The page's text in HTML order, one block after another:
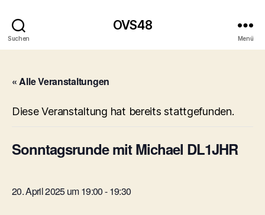
Suchen
OVS48
Menü
« Alle Veranstaltungen
Diese Veranstaltung hat bereits stattgefunden.
Sonntagsrunde mit Michael DL1JHR
20. April 2025 um 19:00-19:30